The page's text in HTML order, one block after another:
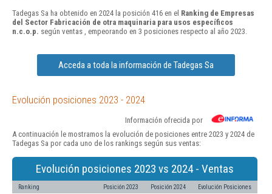
Tadegas Sa ha obtenido en 2024 la posición 416 en el Ranking de Empresas
del Sector Fabricación de otra maquinaria para usos específicos
n.c.o.p. según ventas , empeorando en 3 posiciones respecto al año 2023.
Acceda a toda la información de Tadegas Sa
Evolución posiciones 2023 - 2024
Información ofrecida por
A continuación le mostramos la evolución de posiciones entre 2023 y 2024 de
Tadegas Sa por cada uno de los rankings según sus ventas:
Evolución posiciones 2023 vs 2024 - Ventas
Ranking Posición 2023 Posición 2024 Evolución Posiciones